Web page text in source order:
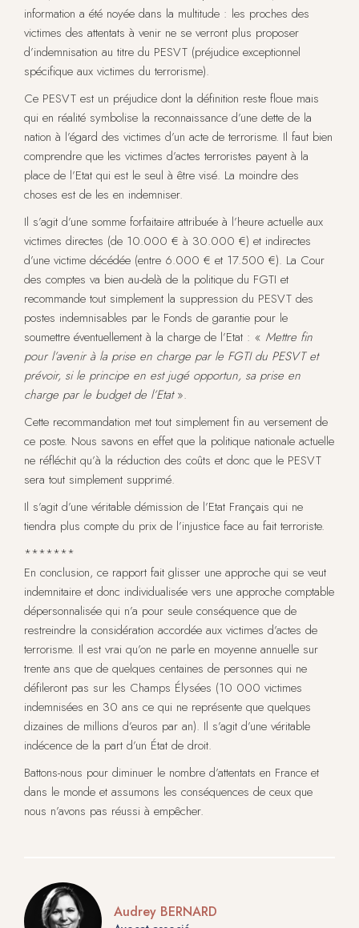
information a été noyée dans la multitude : les proches des
victimes des attentats à venir ne se verront plus proposer
d’indemnisation au titre du PESVT (préjudice exceptionnel
spécifique aux victimes du terrorisme).
Ce PESVT est un préjudice dont la définition reste floue mais
qui en réalité symbolise la reconnaissance d’une dette de la
nation à l’égard des victimes d’un acte de terrorisme. Il faut bien
comprendre que les victimes d’actes terroristes payent à la
place de l’Etat qui est le seul à être visé. La moindre des
choses est de les en indemniser.
Il s’agit d’une somme forfaitaire attribuée à l’heure actuelle aux
victimes directes (de 10.000 € à 30.000 €) et indirectes
d’une victime décédée (entre 6.000 € et 17.500 €). La Cour
des comptes va bien au-delà de la politique du FGTI et
recommande tout simplement la suppression du PESVT des
postes indemnisables par le Fonds de garantie pour le
soumettre éventuellement à la charge de l’Etat : « Mettre fin
pour l’avenir à la prise en charge par le FGTI du PESVT et
prévoir, si le principe en est jugé opportun, sa prise en
charge par le budget de l’Etat».
Cette recommandation met tout simplement fin au versement de
ce poste. Nous savons en effet que la politique nationale actuelle
ne réfléchit qu’à la réduction des coûts et donc que le PESVT
sera tout simplement supprimé.
Il s’agit d’une véritable démission de l’Etat Français qui ne
tiendra plus compte du prix de l’injustice face au fait terroriste.
*******
En conclusion, ce rapport fait glisser une approche qui se veut
indemnitaire et donc individualisée vers une approche comptable
dépersonnalisée qui n’a pour seule conséquence que de
restreindre la considération accordée aux victimes d’actes de
terrorisme. Il est vrai qu’on ne parle en moyenne annuelle sur
trente ans que de quelques centaines de personnes qui ne
défileront pas sur les Champs Élysées (10 000 victimes
indemnisées en 30 ans ce qui ne représente que quelques
dizaines de millions d’euros par an). Il s’agit d’une véritable
indécence de la part d’un État de droit.
Battons-nous pour diminuer le nombre d’attentats en France et
dans le monde et assumons les conséquences de ceux que
nous n’avons pas réussi à empêcher.
Audrey BERNARD